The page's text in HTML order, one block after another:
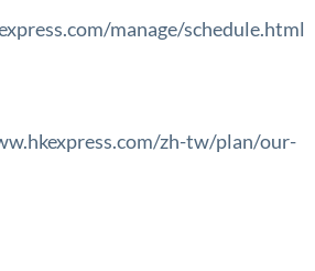
manage/schedule.html
zh-tw/plan/our-